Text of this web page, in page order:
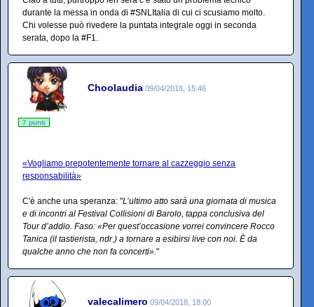
durante la messa in onda di #SNLItalia di cui ci scusiamo molto.
Chi volesse può rivedere la puntata integrale oggi in seconda
serata, dopo la #F1.
Choolaudia 09/04/2018, 15:46
7 punti
«Vogliamo prepotentemente tornare al cazzeggio senza
responsabilità»
C'è anche una speranza: "L’ultimo atto sarà una giornata di musica
e di incontri al Festival Collisioni di Barolo, tappa conclusiva del
Tour d’addio. Faso: «Per quest’occasione vorrei convincere Rocco
Tanica (il tastierista, ndr.) a tornare a esibirsi live con noi. È da
qualche anno che non fa concerti»."
valecalimero 09/04/2018, 18:00